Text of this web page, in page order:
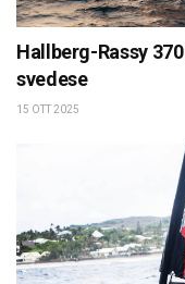
Hallberg-Rassy
svedese
15 OTT 2025